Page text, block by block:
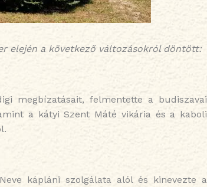
elején a következő változásokról döntött:
megbízatásait, felmentette a budiszavai
a kátyi Szent Máté vikária és a kaboli
kápláni szolgálata alól és kinevezte a